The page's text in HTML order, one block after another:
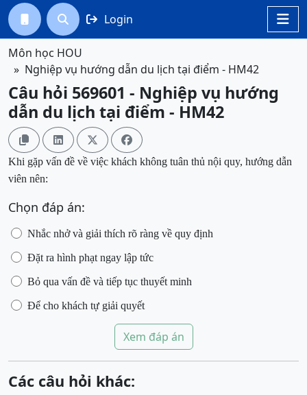

  Login
Môn học HOU
Nghiệp vụ hướng dẫn du lịch tại điểm - HM42
Câu hỏi 569601 - Nghiệp vụ hướng
dẫn du lịch tại điểm - HM42
   
Khi gặp vấn đề về việc khách không tuân thủ nội quy, hướng dẫn
viên nên:
Chọn đáp án:
Nhắc nhở và giải thích rõ ràng về quy định
Đặt ra hình phạt ngay lập tức
Bỏ qua vấn đề và tiếp tục thuyết minh
Để cho khách tự giải quyết
Xem đáp án
Các câu hỏi khác: